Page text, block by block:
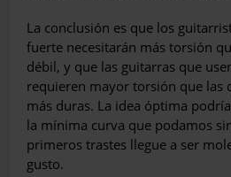
La conclusión es que los
fuerte necesitarán más torsión
débil, y que las guitarras que
requieren mayor torsión que las
más duras. La idea óptima
la mínima curva que podamos
primeros trastes llegue a ser
gusto.